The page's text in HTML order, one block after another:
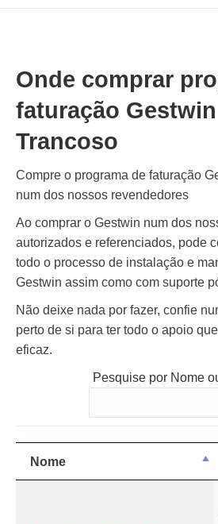
Onde comprar
faturação
Trancoso
Compre o programa de faturação
num dos nossos revendedores
Ao comprar o Gestwin num dos
autorizados e referenciados, pode
todo o processo de instalação e
Gestwin assim como com suporte
Não deixe nada por fazer, confie
perto de si para ter todo o apoio
eficaz.
Pesquise por Nome
Nome